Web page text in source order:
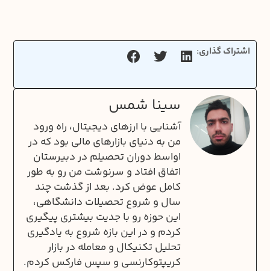
اشتراک گذاری:
سینا شمس
آشنایی با ارزهای دیجیتال، راه ورود
من به دنیای بازارهای مالی بود که در
اواسط دوران تحصیلم در دبیرستان
اتفاق افتاد و سرنوشت من رو به طور
کامل عوض کرد. بعد از گذشت چند
سال و شروع تحصیلات دانشگاهی‌،
این حوزه رو با جدیت بیشتری پیگیری
کردم و در این بازه شروع به یادگیری
تحلیل تکنیکال و معامله در بازار
کریپتوکارنسی و سپس فارکس کردم.